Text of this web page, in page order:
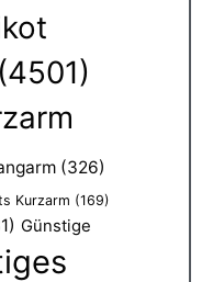
(4501)
(326)
Kurzarm (169)
Günstige